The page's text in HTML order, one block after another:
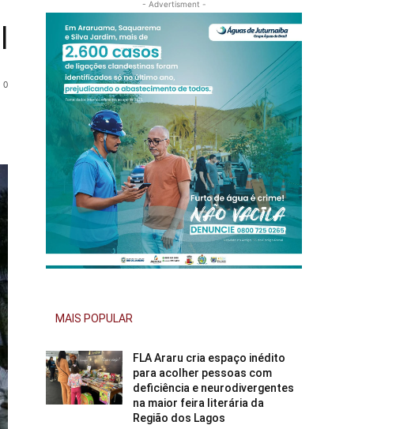
0
- Advertisment -
MAIS POPULAR
FLA Araru cria espaço inédito
para acolher pessoas com
deficiência e neurodivergentes
na maior feira literária da
Região dos Lagos